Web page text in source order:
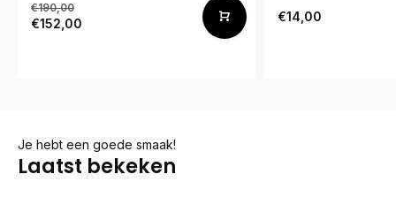
€190,00
€152,00 €14,00
Je hebt een goede smaak!
Laatst bekeken